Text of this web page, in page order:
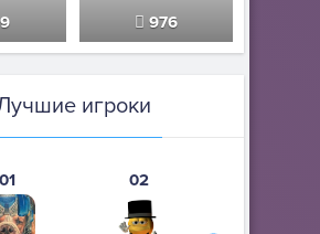
976
игроки
01 02